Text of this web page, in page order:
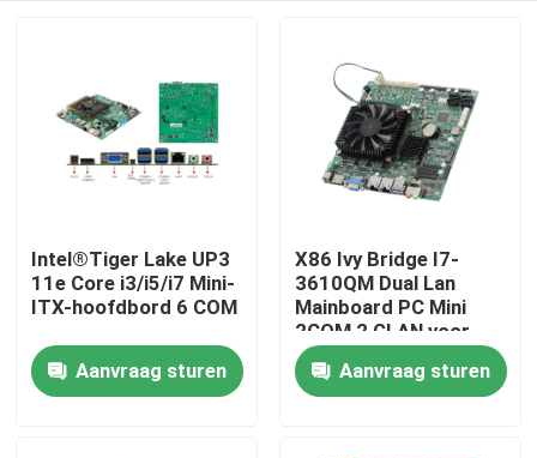
Thuis
Producten
Intel®Tiger Lake UP3
11e Core i3/i5/i7 Mini-
ITX-hoofdbord 6 COM
Aanvraag sturen
X86 Ivy Bridge I7-
3610QM Dual Lan
Mainboard PC Mini
2COM 2 GLAN voor
Bank ATM
Aanvraag sturen